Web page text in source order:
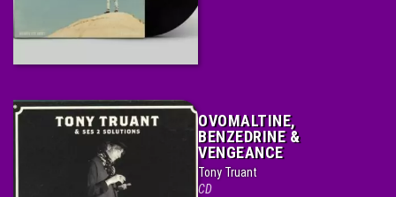
OVOMALTINE,
BENZEDRINE &
VENGEANCE
Tony Truant
CD